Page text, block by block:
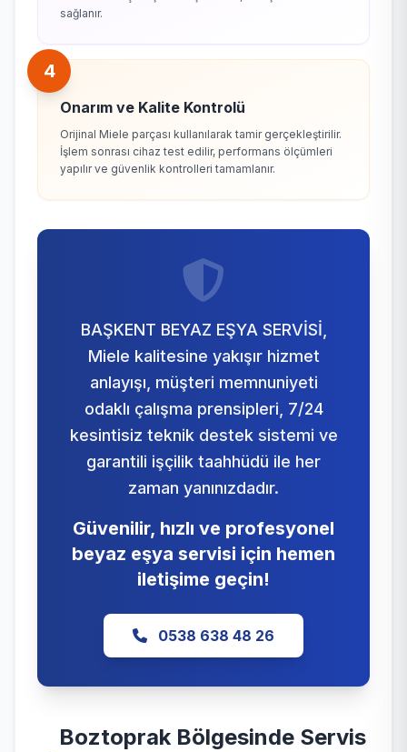
sağlanır.
4
Onarım ve Kalite Kontrolü
Orijinal Miele parçası kullanılarak tamir gerçekleştirilir.
İşlem sonrası cihaz test edilir, performans ölçümleri
yapılır ve güvenlik kontrolleri tamamlanır.
BAŞKENT BEYAZ EŞYA SERVİSİ,
Miele kalitesine yakışır hizmet
anlayışı, müşteri memnuniyeti
odaklı çalışma prensipleri, 7/24
kesintisiz teknik destek sistemi ve
garantili işçilik taahhüdü ile her
zaman yanınızdadır.
Güvenilir, hızlı ve profesyonel
beyaz eşya servisi için hemen
iletişime geçin!
0538 638 48 26
Boztoprak Bölgesinde Servis